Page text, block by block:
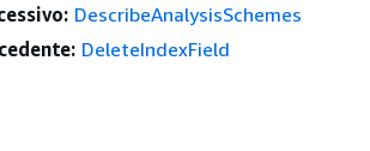
DescribeAnalysisSchemes
DeleteIndexField